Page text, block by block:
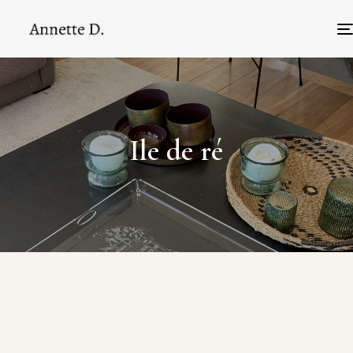
Ile de ré